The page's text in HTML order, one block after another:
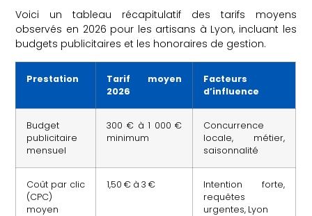
Voici un tableau récapitulatif des tarifs moyens
observés en 2026 pour les artisans à Lyon, incluant les
budgets publicitaires et les honoraires de gestion.
Prestation
Tarif moyen
2026
Facteurs
d’influence
Budget
publicitaire
mensuel
300 € à 1 000 €
minimum
Concurrence
locale, métier,
saisonnalité
Coût par clic
(CPC)
moyen
1,50 € à 3 €
Intention forte,
requêtes
urgentes, Lyon